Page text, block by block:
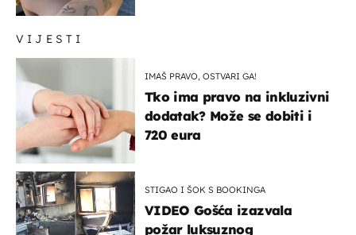
VIJESTI
IMAŠ PRAVO, OSTVARI GA!
Tko ima pravo na inkluzivni
dodatak? Može se dobiti i
720 eura
STIGAO I ŠOK S BOOKINGA
VIDEO Gošća izazvala
požar luksuznog